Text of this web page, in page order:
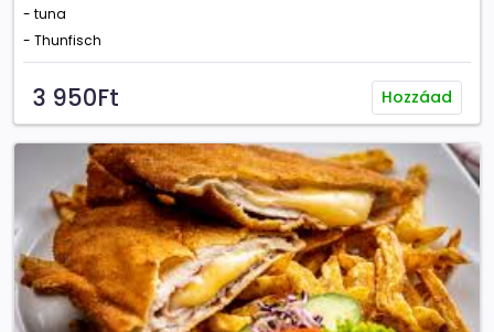
- tuna
- Thunfisch
3 950Ft Hozzáad